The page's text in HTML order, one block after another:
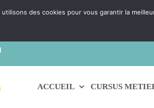
FORMATIONS -
ACCUEIL CURSUS
utilisons des cookies pour vous garantir la